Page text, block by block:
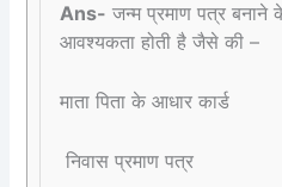
Ans- जन्म प्रमाण पत्र
आवश्यकता होती है जैसे की –
माता पिता के आधार कार्ड
निवास प्रमाण पत्र